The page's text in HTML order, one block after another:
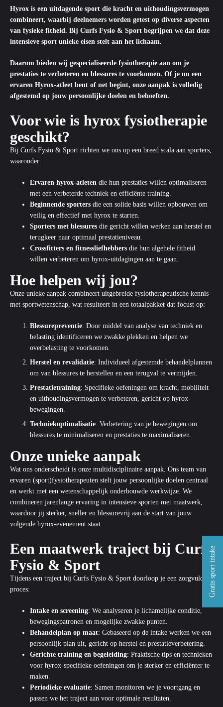
Gratis sport intake
Hyrox is een uitdagende sport die kracht en uithoudingsvermogen
combineert, waarbij deelnemers worden getest op diverse aspecten
van fysieke fitheid. Bij Curfs Fysio & Sport begrijpen we dat deze
intensieve sport unieke eisen stelt aan het lichaam.
Daarom bieden wij gespecialiseerde fysiotherapie aan om je
prestaties te verbeteren en blessures te voorkomen. Of je nu een
ervaren Hyrox-atleet bent of net begint, onze aanpak is volledig
afgestemd op jouw persoonlijke doelen en behoeften.
Voor wie is hyrox fysiotherapie
geschikt?
Bij Curfs Fysio & Sport richten we ons op een breed scala aan sporters,
waaronder:
Ervaren hyrox-atleten die hun prestaties willen optimaliseren
met een verbeterde techniek en efficiënte training.
Beginnende sporters die een solide basis willen opbouwen om
veilig en effectief met hyrox te starten.
Sporters met blessures die gericht willen werken aan herstel en
terugkeer naar optimaal prestatieniveau.
Crossfitters en fitnessliefhebbers die hun algehele fitheid
willen verbeteren om hyrox-uitdagingen aan te gaan.
Hoe helpen wij jou?
Onze unieke aanpak combineert uitgebreide fysiotherapeutische kennis
met sportwetenschap, wat resulteert in een totaalpakket dat focust op:
Blessurepreventie: Door middel van analyse van techniek en
belasting identificeren we zwakke plekken en helpen we
overbelasting te voorkomen.
Herstel en revalidatie: Individueel afgestemde behandelplannen
om van blessures te herstellen en een terugval te vermijden.
Prestatietraining: Specifieke oefeningen om kracht, mobiliteit
en uithoudingsvermogen te verbeteren, gericht op hyrox-
bewegingen.
Techniekoptimalisatie: Verbetering van je bewegingen om
blessures te minimaliseren en prestaties te maximaliseren.
Onze unieke aanpak
Wat ons onderscheidt is onze multidisciplinaire aanpak. Ons team van
ervaren (sport)fysiotherapeuten stelt jouw persoonlijke doelen centraal
en werkt met een wetenschappelijk onderbouwde werkwijze. We
combineren jarenlange ervaring in intensieve sporten met maatwerk,
waardoor jij sterker, sneller en blessurevrij aan de start van jouw
volgende hyrox-evenement staat.
Een maatwerk traject bij Curfs
Fysio & Sport
Tijdens een traject bij Curfs Fysio & Sport doorloop je een zorgvuldig
proces:
Intake en screening: We analyseren je lichamelijke conditie,
bewegingspatronen en mogelijke zwakke punten.
Behandelplan op maat: Gebaseerd op de intake werken we een
persoonlijk plan uit, gericht op herstel en prestatieverbetering.
Gerichte training en begeleiding: Praktische tips en technieken
voor hyrox-specifieke oefeningen om je sterker en efficiënter te
maken.
Periodieke evaluatie: Samen monitoren we je voortgang en
passen we het traject aan voor optimale resultaten.